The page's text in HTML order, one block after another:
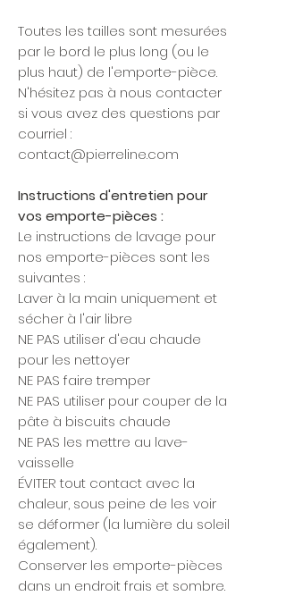
Toutes les tailles sont mesurées
par le bord le plus long (ou le
plus haut) de l'emporte-pièce.
N'hésitez pas à nous contacter
si vous avez des questions par
courriel :
contact@pierreline.com
Instructions d'entretien pour
vos emporte-pièces :
Le instructions de lavage pour
nos emporte-pièces sont les
suivantes :
Laver à la main uniquement et
sécher à l'air libre
NE PAS utiliser d'eau chaude
pour les nettoyer
NE PAS faire tremper
NE PAS utiliser pour couper de la
pâte à biscuits chaude
NE PAS les mettre au lave-
vaisselle
ÉVITER tout contact avec la
chaleur, sous peine de les voir
se déformer (la lumière du soleil
également).
Conserver les emporte-pièces
dans un endroit frais et sombre.